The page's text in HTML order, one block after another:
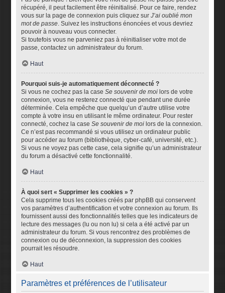
récupéré, il peut facilement être réinitialisé. Pour ce faire, rendez
vous sur la page de connexion puis cliquez surJ’ai oublié mon
mot de passe. Suivez les instructions énoncées et vous devriez
pouvoir à nouveau vous connecter.
Si toutefois vous ne parveniez pas à réinitialiser votre mot de
passe, contactez un administrateur du forum.
Haut
Pourquoi suis-je automatiquement déconnecté ?
Si vous ne cochez pas la caseSe souvenir de moi lors de votre
connexion, vous ne resterez connecté que pendant une durée
déterminée. Cela empêche que quelqu’un d’autre utilise votre
compte à votre insu en utilisant le même ordinateur. Pour rester
connecté, cochez la caseSe souvenir de moi lors de la connexion.
Ce n’est pas recommandé si vous utilisez un ordinateur public
pour accéder au forum (bibliothèque, cyber-café, université, etc.).
Si vous ne voyez pas cette case, cela signifie qu’un administrateur
du forum a désactivé cette fonctionnalité.
Haut
À quoi sert « Supprimer les cookies » ?
Cela supprime tous les cookies créés par phpBB qui conservent
vos paramètres d’authentification et votre connexion au forum. Ils
fournissent aussi des fonctionnalités telles que les indicateurs de
lecture des messages (lu ou non lu) si cela a été activé par un
administrateur du forum. Si vous rencontrez des problèmes de
connexion ou de déconnexion, la suppression des cookies
pourrait les résoudre.
Haut
Paramètres et préférences de l’utilisateur